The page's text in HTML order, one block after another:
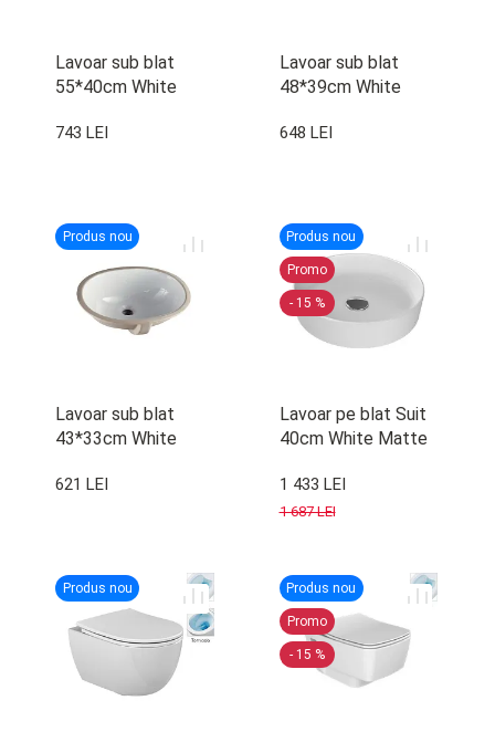
Lavoar sub blat
55*40cm White
743 LEI
Lavoar sub blat
48*39cm White
648 LEI
Produs nou
Lavoar sub blat
43*33cm White
621 LEI
Produs nou
Promo
- 15 %
Lavoar pe blat Suit
40cm White Matte
1 433 LEI
1 687 LEI
Produs nou Produs nou
Promo
- 15 %